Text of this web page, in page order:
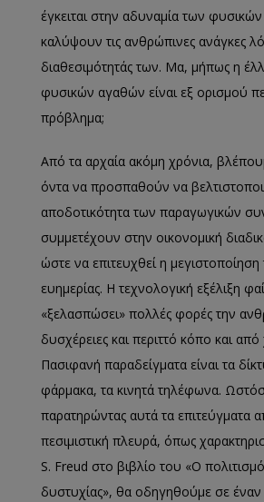
έγκειται στην αδυναμία των
καλύψουν τις ανθρώπινες ανάγκες
διαθεσιμότητάς των. Μα, μήπως η
φυσικών αγαθών είναι εξ ορισμού
πρόβλημα;
Από τα αρχαία ακόμη χρόνια,
όντα να προσπαθούν να
αποδοτικότητα των παραγωγικών
συμμετέχουν στην οικονομική
ώστε να επιτευχθεί η μεγιστοποίηση
ευημερίας. Η τεχνολογική εξέλιξη
«ξελασπώσει» πολλές φορές την
δυσχέρειες και περιττό κόπο και
Πασιφανή παραδείγματα είναι τα
φάρμακα, τα κινητά τηλέφωνα.
παρατηρώντας αυτά τα επιτεύγματα
πεσιμιστική πλευρά, όπως
S. Freud στο βιβλίο του «Ο
δυστυχίας», θα οδηγηθούμε σε